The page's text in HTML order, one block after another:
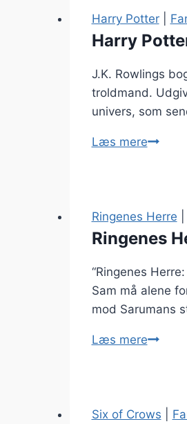
–
Det
Rige
–
Leigh
Harry Potter|
Harry
J.K. Rowlings
troldmand.
univers, som
Læs mereHarry
Vises
Sten
J.K.
Ringenes Herre
Ringenes
“Ringenes
Sam må alene
mod Sarumans
Læs mere
Tårne
Six of Crows